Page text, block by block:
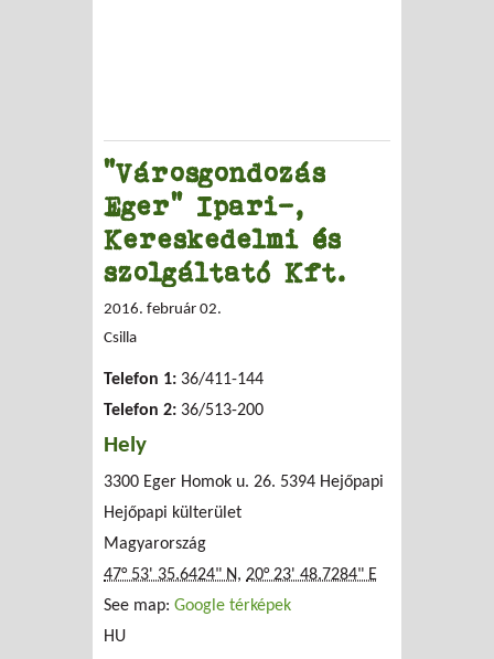
"Városgondozás
Eger" Ipari-,
Kereskedelmi és
szolgáltató Kft.
2016. február 02.
Csilla
Telefon 1: 36/411-144
Telefon 2: 36/513-200
Hely
3300 Eger Homok u. 26. 5394 Hejőpapi
Hejőpapi külterület
Magyarország
47° 53' 35.6424" N, 20° 23' 48.7284" E
See map: Google térképek
HU